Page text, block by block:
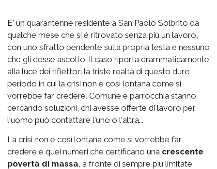
E' un quarantenne residente a San Paolo Solbrito da
qualche mese che si é ritrovato senza più un lavoro,
con uno sfratto pendente sulla propria testa e nessuno
che gli desse ascolto. Il caso riporta drammaticamente
alla luce dei riflettori la triste realtà di questo duro
periodo in cui la crisi non è così lontana come si
vorrebbe far credere. Comune e parrocchia stanno
cercando soluzioni, chi avesse offerte di lavoro per
l'uomo può contattare l'uno o l'altra...
La crisi non é così lontana come si vorrebbe far
credere e quei numeri che certificano una crescente
povertà di massa , a fronte di sempre più limitate